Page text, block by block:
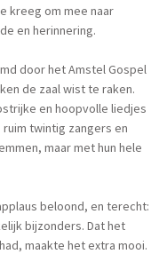
kreeg om mee naar
en herinnering.
door het Amstel Gospel
de zaal wist te raken.
en hoopvolle liedjes
twintig zangers en
maar met hun hele
beloond, en terecht:
bijzonders. Dat het
maakte het extra mooi.